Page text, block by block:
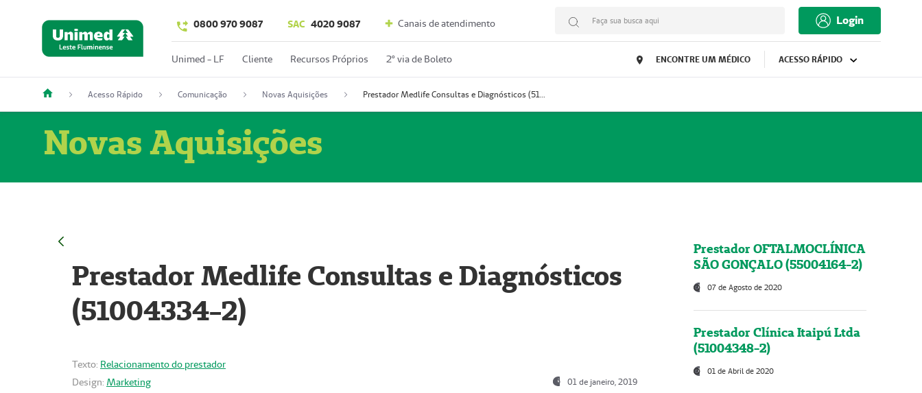
0800 970 9087 SAC 4020 9087 Canais de atendimento Faça sua busca aqui Login
Unimed - LF Cliente Recursos Próprios 2º via de Boleto ENCONTRE UM MÉDICO ACESSO RÁPIDO
Acesso Rápido Comunicação Novas Aquisições Prestador Medlife Consultas e Diagnósticos (51004334-2)
Novas Aquisições
Prestador Medlife Consultas e Diagnósticos
(51004334-2)
Texto: Relacionamento do prestador
Design: Marketing 01 de janeiro, 2019
Prestador OFTALMOCLÍNICA
SÃO GONÇALO (55004164-2)
07 de Agosto de 2020
Prestador Clínica Itaipú Ltda
(51004348-2)
01 de Abril de 2020